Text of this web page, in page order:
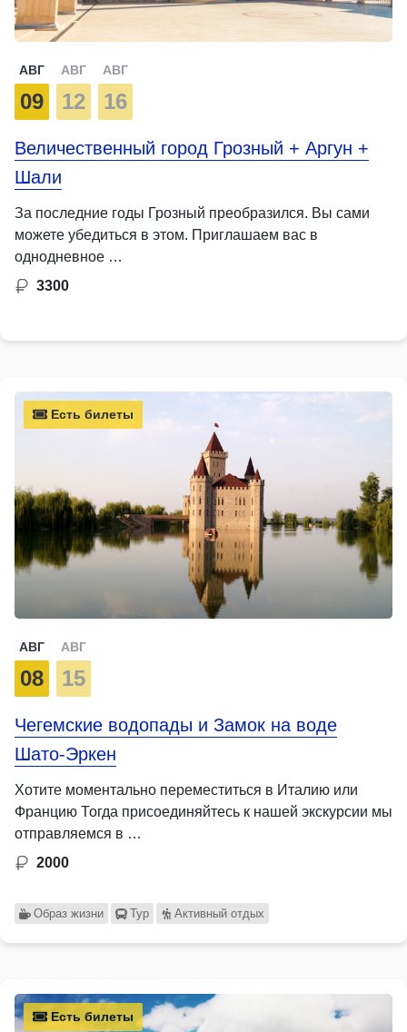
АВГ
09
АВГ
12
АВГ
16
Величественный город Грозный + Аргун +
Шали
За последние годы Грозный преобразился. Вы сами
можете убедиться в этом. Приглашаем вас в
однодневное …
3300
Есть билеты
АВГ
08
АВГ
15
Чегемские водопады и Замок на воде
Шато-Эркен
Хотите моментально переместиться в Италию или
Францию Тогда присоединяйтесь к нашей экскурсии мы
отправляемся в …
2000
Образ жизни Тур Активный отдых
Есть билеты